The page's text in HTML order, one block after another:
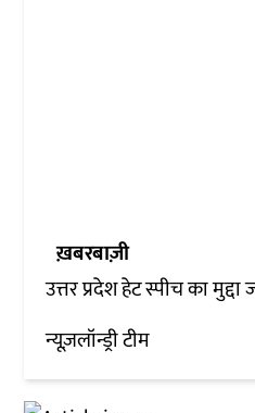
ख़बरबाज़ी
उत्तर प्रदेश हेट स्पीच का
न्यूज़लॉन्ड्री टीम